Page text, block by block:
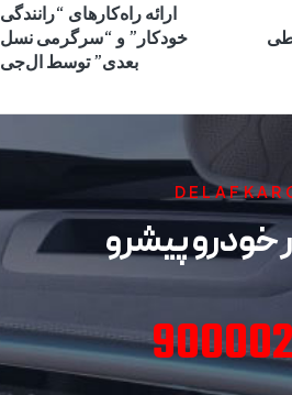
طی
ارائه راه‌کارهای “رانندگی
خودکار” و “سرگرمی نسل
بعدی” توسط ال‌جی
خودرو پیشرو